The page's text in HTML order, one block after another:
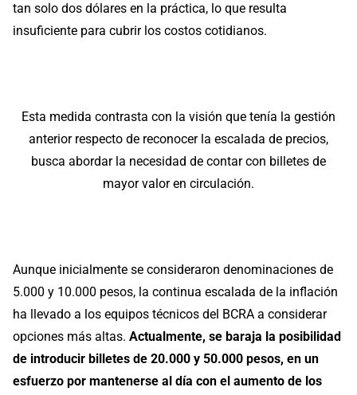
tan solo dos dólares en la práctica, lo que resulta
insuficiente para cubrir los costos cotidianos.
Esta medida contrasta con la visión que tenía la gestión
anterior respecto de reconocer la escalada de precios,
busca abordar la necesidad de contar con billetes de
mayor valor en circulación.
Aunque inicialmente se consideraron denominaciones de
5.000 y 10.000 pesos, la continua escalada de la inflación
ha llevado a los equipos técnicos del BCRA a considerar
opciones más altas. Actualmente, se baraja la posibilidad
de introducir billetes de 20.000 y 50.000 pesos, en un
esfuerzo por mantenerse al día con el aumento de los